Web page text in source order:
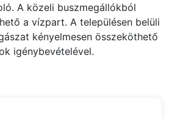
A közeli buszmegállókból
a vízpart. A településen belüli
kényelmesen összeköthető
igénybevételével.